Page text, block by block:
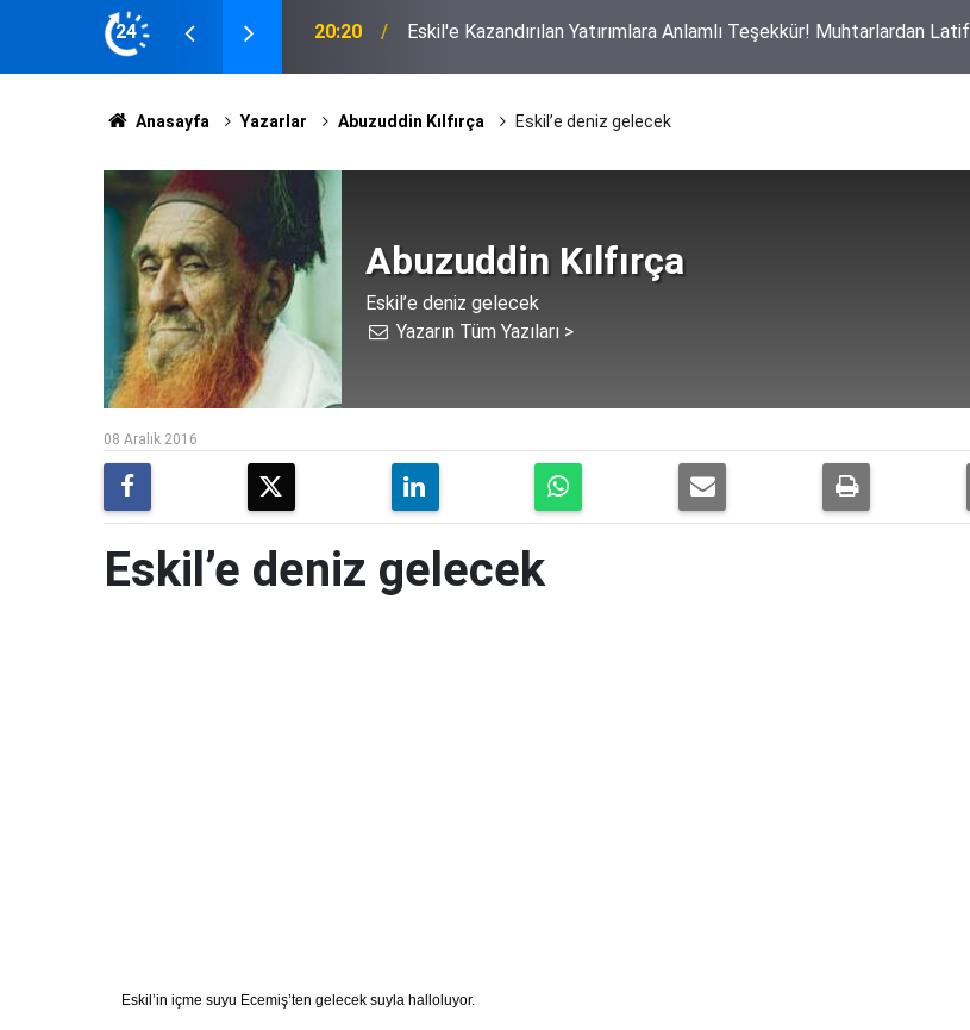
24
Latif Ağır'a Plaket 17:04 Eskil'de Kasıtlı Yangın İddiası! Güvenlik Kameraları Her Şeyi Kaydetti
Anasayfa Yazarlar Abuzuddin Kılfırça Eskil’e deniz gelecek
Abuzuddin Kılfırça
Eskil’e deniz gelecek
Yazarın Tüm Yazıları >
08 Aralık 2016
Eskil’e deniz gelecek
Eskil’in içme suyu Ecemiş’ten gelecek suyla halloluyor.